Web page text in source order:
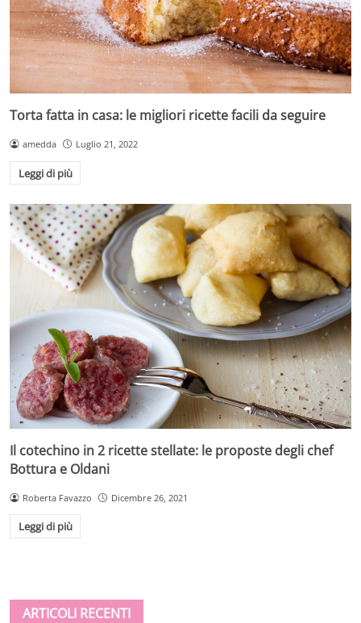
Torta fatta in casa: le migliori ricette facili da seguire
amedda Luglio 21, 2022
Leggi di più
Il cotechino in 2 ricette stellate: le proposte degli chef
Bottura e Oldani
Roberta Favazzo Dicembre 26, 2021
Leggi di più
ARTICOLI RECENTI